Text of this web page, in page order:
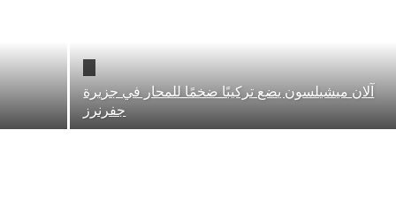
ميشيلسون يضع تركيبًا ضخمًا للمحار في جزيرة